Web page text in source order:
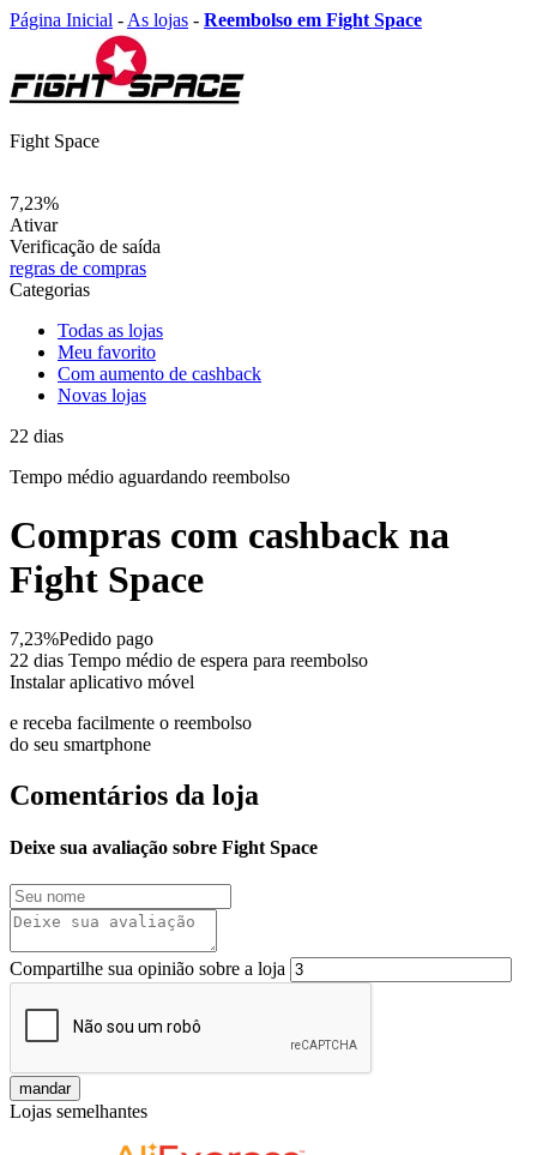
Página Inicial - As lojas - Reembolso em Fight Space
Fight Space
7,23%
Ativar
Verificação de saída
regras de compras
Categorias
Todas as lojas
Meu favorito
Com aumento de cashback
Novas lojas
22 dias
Tempo médio aguardando reembolso
Compras com cashback na
Fight Space
7,23%Pedido pago
22 dias Tempo médio de espera para reembolso
Instalar aplicativo móvel
e receba facilmente o reembolso
do seu smartphone
Comentários da loja
Deixe sua avaliação sobre Fight Space
Compartilhe sua opinião sobre a loja
mandar
Lojas semelhantes